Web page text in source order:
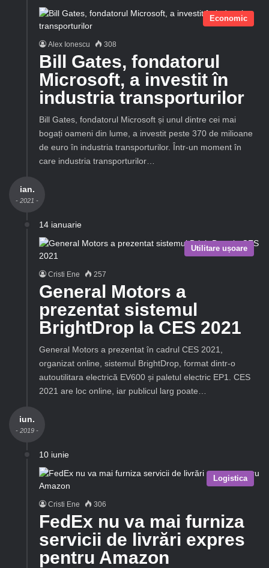
Economic
Alex Ionescu 308
Bill Gates, fondatorul
Microsoft, a investit în
industria transporturilor
Bill Gates, fondatorul Microsoft și unul dintre cei mai
bogați oameni din lume, a investit peste 370 de milioane
de euro în industria transporturilor. Într-un moment în
care industria transporturilor…
ian.
- 2021 -
14 ianuarie
Utilitare ușoare
Cristi Ene 257
General Motors a
prezentat sistemul
BrightDrop la CES 2021
General Motors a prezentat în cadrul CES 2021,
organizat online, sistemul BrightDrop, format dintr-o
autoutilitara electrică EV600 și paletul electric EP1. CES
2021 are loc online, iar publicul larg poate…
iun.
- 2019 -
10 iunie
Logistica
Cristi Ene 306
FedEx nu va mai furniza
servicii de livrări expres
pentru Amazon